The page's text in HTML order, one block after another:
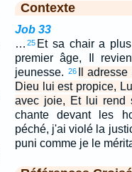
Contexte
Job 33
… 25 Et sa chair a
premier âge, Il
jeunesse. 26
Il
Dieu lui est propice,
avec joie, Et lui rend
chante devant les
péché, j'ai violé la
puni comme je le